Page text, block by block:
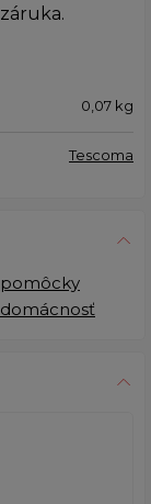
0,07 kg
Tescoma
pomôcky